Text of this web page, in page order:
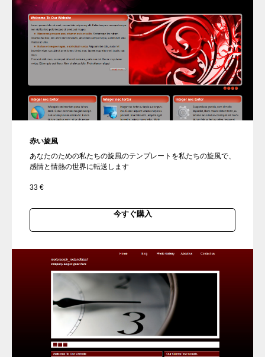
赤い旋風
あなたのための私たちの旋風のテンプレートを私たちの旋風で、
感情と情熱の世界に転送します
33 €
今すぐ購入